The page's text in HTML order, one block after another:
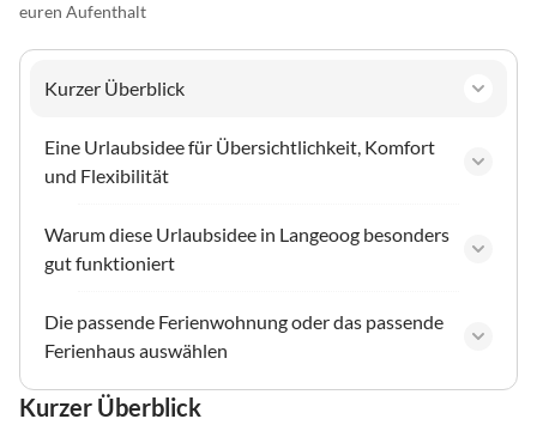
euren Aufenthalt
Kurzer Überblick
Eine Urlaubsidee für Übersichtlichkeit, Komfort
und Flexibilität
Warum diese Urlaubsidee in Langeoog besonders
gut funktioniert
Die passende Ferienwohnung oder das passende
Ferienhaus auswählen
Kurzer Überblick